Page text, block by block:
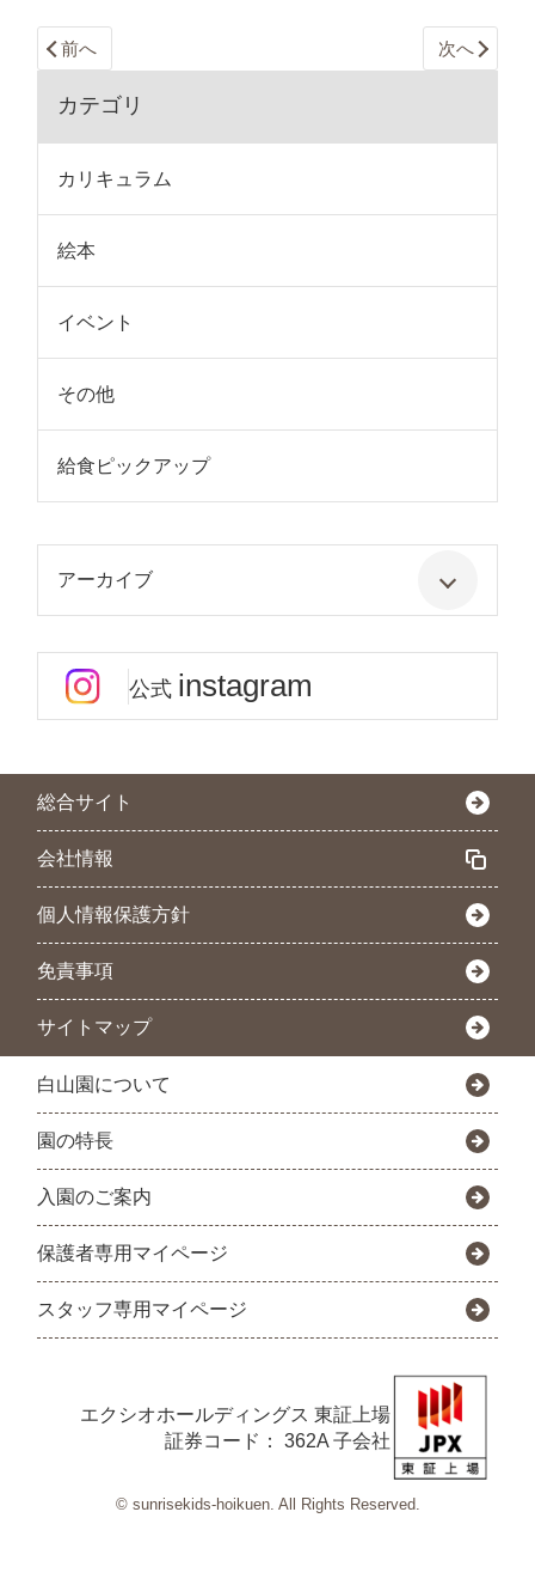
前へ 次へ
カテゴリ
カリキュラム
絵本
イベント
その他
給食ピックアップ
アーカイブ
公式 instagram
総合サイト
会社情報
個人情報保護方針
免責事項
サイトマップ
白山園について
園の特長
入園のご案内
保護者専用マイページ
スタッフ専用マイページ
エクシオホールディングス 東証上場
証券コード： 362A 子会社
© sunrisekids-hoikuen. All Rights Reserved.